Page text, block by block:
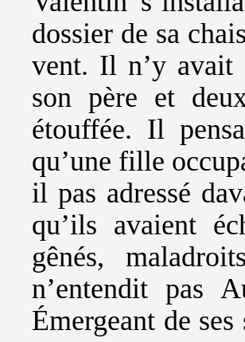
dossier de sa
vent. Il n’y avait
son père et
étouffée. Il
qu’une fille
il pas adressé
qu’ils avaient
gênés,
n’entendit pas
Émergeant de